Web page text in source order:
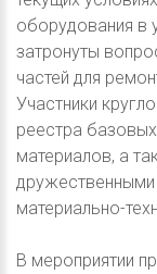
оборудования в
затронуты
частей для
Участники
реестра
материалов, а
материально-
В мероприятии